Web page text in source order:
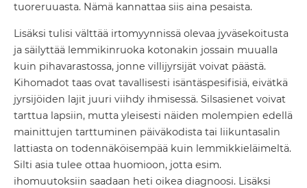
tuoreruuasta. Nämä kannattaa siis aina pesaista.
Lisäksi tulisi välttää irtomyynnissä olevaa jyväsekoitusta
ja säilyttää lemmikinruoka kotonakin jossain muualla
kuin pihavarastossa, jonne villijyrsijät voivat päästä.
Kihomadot taas ovat tavallisesti isäntäspesifisiä, eivätkä
jyrsijöiden lajit juuri viihdy ihmisessä. Silsasienet voivat
tarttua lapsiin, mutta yleisesti näiden molempien edellä
mainittujen tarttuminen päiväkodista tai liikuntasalin
lattiasta on todennäköisempää kuin lemmikkieläimeltä.
Silti asia tulee ottaa huomioon, jotta esim.
ihomuutoksiin saadaan heti oikea diagnoosi. Lisäksi